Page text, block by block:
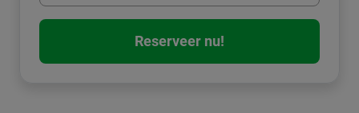
Reserveer nu!